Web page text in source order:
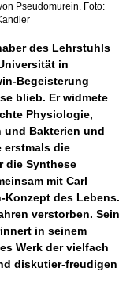
Pseudomurein. Foto:
des Lehrstuhls
in
Begeisterung
blieb. Er widmete
Physiologie,
und Bakterien und
erstmals die
die Synthese
mit Carl
Konzept des Lebens.
verstorben. Sein
in seinem
Werk der vielfach
diskutier-freudigen